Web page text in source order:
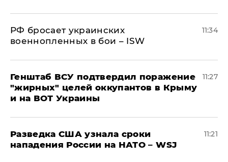
РФ бросает украинских
военнопленных в бои – ISW
11:34
Генштаб ВСУ подтвердил поражение
"жирных" целей оккупантов в Крыму
и на ВОТ Украины
11:27
Разведка США узнала сроки
нападения России на НАТО – WSJ
11:21